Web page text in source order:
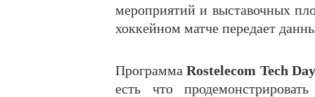
мероприятий и выставочных
хоккейном матче передает
ПрограммаRostelecom Tech
есть что